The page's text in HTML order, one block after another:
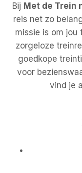
Bij Met de Trein
reis net zo
missie is om jou
zorgeloze
goedkope
voor
vind je